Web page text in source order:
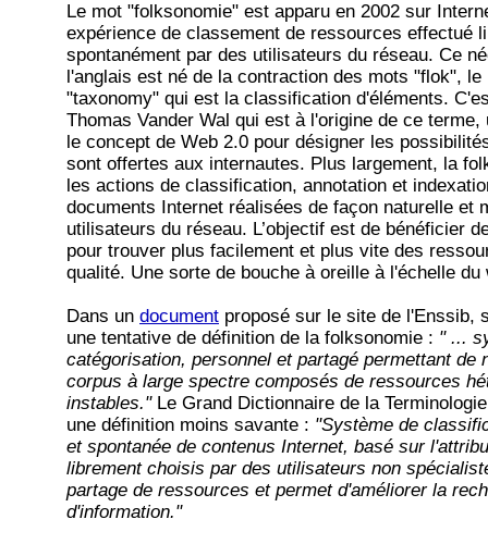
Le mot "folksonomie" est apparu en 2002 sur
expérience de classement de ressources effectué
spontanément par des utilisateurs du réseau. Ce
l'anglais est né de la contraction des mots "flok", le
"taxonomy" qui est la classification d'éléments.
Thomas Vander Wal qui est à l'origine de ce
le concept de Web 2.0 pour désigner les
sont offertes aux internautes. Plus largement, la
les actions de classification, annotation et
documents Internet réalisées de façon naturelle et
utilisateurs du réseau. L’objectif est de bénéficier
pour trouver plus facilement et plus vite des
qualité. Une sorte de bouche à oreille à l'échelle du
Dans un document proposé sur le site de l'Enssib,
une tentative de définition de la folksonomie : " ...
catégorisation, personnel et partagé permettant de
corpus à large spectre composés de ressources
instables."Le Grand Dictionnaire de la
une définition moins savante : "Système de
et spontanée de contenus Internet, basé sur
librement choisis par des utilisateurs non
partage de ressources et permet d'améliorer la
d'information."